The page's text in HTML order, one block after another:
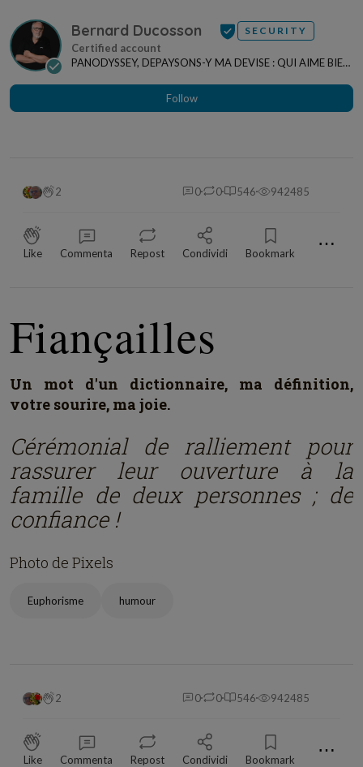
Bernard Ducosson SECURITY
PANODYSSEY, DEPAYSONS-Y MA DEVISE : QUI AIME BIEN,
Follow
2 0 0 546 942485
Like Commenta Repost Condividi Bookmark ⋯
Fiançailles
Un mot d'un dictionnaire, ma définition,
votre sourire, ma joie.
Cérémonial de ralliement pour
rassurer leur ouverture à la
famille de deux personnes ; de
confiance !
Photo de Pixels
Euphorisme humour
2 0 0 546 942485
Like Commenta Repost Condividi Bookmark ⋯